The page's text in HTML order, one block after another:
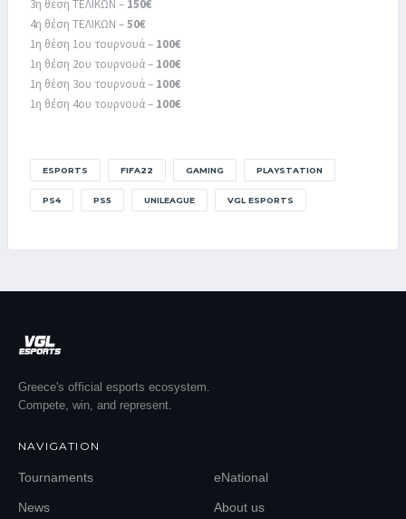
3η θέση ΤΕΛΙΚΩΝ – 150€
4η θέση ΤΕΛΙΚΩΝ –50€
1η θέση 1ου τουρνουά – 100€
1η θέση 2ου τουρνουά – 100€
1η θέση 3ου τουρνουά – 100€
1η θέση 4ου τουρνουά – 100€
ESPORTS FIFA22 GAMING PLAYSTATION
PS4 PS5 UNILEAGUE VGL ESPORTS
Greece's official esports ecosystem.
Compete, win, and represent.
NAVIGATION
Tournaments eNational
News About us